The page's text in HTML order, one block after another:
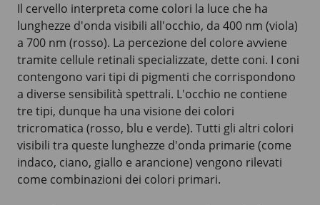
Il cervello interpreta come colori la luce che ha
lunghezze d'onda visibili all'occhio, da 400 nm (viola)
a 700 nm (rosso). La percezione del colore avviene
tramite cellule retinali specializzate, dette coni. I coni
contengono vari tipi di pigmenti che corrispondono
a diverse sensibilità spettrali. L'occhio ne contiene
tre tipi, dunque ha una visione dei colori
tricromatica (rosso, blu e verde). Tutti gli altri colori
visibili tra queste lunghezze d'onda primarie (come
indaco, ciano, giallo e arancione) vengono rilevati
come combinazioni dei colori primari.